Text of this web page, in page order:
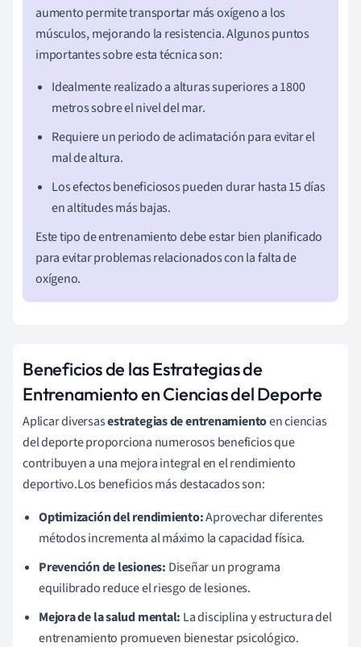
aumento permite transportar más oxígeno a los
músculos, mejorando la resistencia. Algunos puntos
importantes sobre esta técnica son:
Idealmente realizado a alturas superiores a 1800
metros sobre el nivel del mar.
Requiere un periodo de aclimatación para evitar el
mal de altura.
Los efectos beneficiosos pueden durar hasta 15 días
en altitudes más bajas.
Este tipo de entrenamiento debe estar bien planificado
para evitar problemas relacionados con la falta de
oxígeno.
Beneficios de las Estrategias de
Entrenamiento en Ciencias del Deporte
Aplicar diversasestrategias de entrenamientoen ciencias
del deporte proporciona numerosos beneficios que
contribuyen a una mejora integral en el rendimiento
deportivo.Los beneficios más destacados son:
Optimización del rendimiento:Aprovechar diferentes
métodos incrementa al máximo la capacidad física.
Prevención de lesiones: Diseñar un programa
equilibrado reduce el riesgo de lesiones.
Mejora de la salud mental: La disciplina y estructura del
entrenamiento promueven bienestar psicológico.